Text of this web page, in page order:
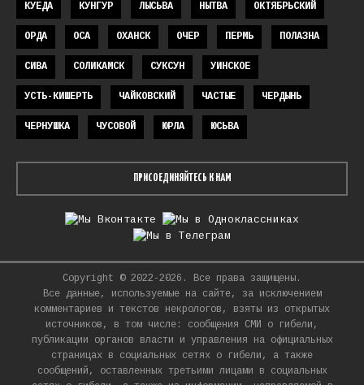
КУЕДА КУНГУР ЛЫСЬВА НЫТВА ОКТЯБРЬСКИЙ
ОРДА ОСА ОХАНСК ОЧЕР ПЕРМЬ ПОЛАЗНА
СИВА СОЛИКАМСК СУКСУН УИНСКОЕ
УСТЬ-КИШЕРТЬ ЧАЙКОВСКИЙ ЧАСТЫЕ ЧЕРДЫНЬ
ЧЕРНУШКА ЧУСОВОЙ ЮРЛА ЮСЬВА
ПРИСОЕДИНЯЙТЕСЬ К НАМ
Copyright © 2022-2026. Все права защищены.
Все данные, используемые на сайте, за исключением
комментариев и текстов некрологов, взяты из открытых
источников, в том числе: сообщения СМИ о гибели,
публикации органов власти и управления на официальных
страницах в социальных сетях о гибели, а также
сообщений, оставленных третьими лицами в социальных